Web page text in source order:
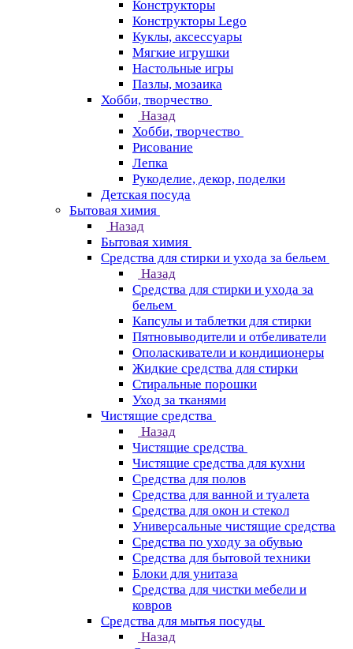
Конструкторы
Конструкторы Lego
Куклы, аксессуары
Мягкие игрушки
Настольные игры
Пазлы, мозаика
Хобби, творчество
Назад
Хобби, творчество
Рисование
Лепка
Рукоделие, декор, поделки
Детская посуда
Бытовая химия
Назад
Бытовая химия
Средства для стирки и ухода за бельем
Назад
Средства для стирки и ухода за
бельем
Капсулы и таблетки для стирки
Пятновыводители и отбеливатели
Ополаскиватели и кондиционеры
Жидкие средства для стирки
Стиральные порошки
Уход за тканями
Чистящие средства
Назад
Чистящие средства
Чистящие средства для кухни
Средства для полов
Средства для ванной и туалета
Средства для окон и стекол
Универсальные чистящие средства
Средства по уходу за обувью
Средства для бытовой техники
Блоки для унитаза
Средства для чистки мебели и
ковров
Средства для мытья посуды
Назад